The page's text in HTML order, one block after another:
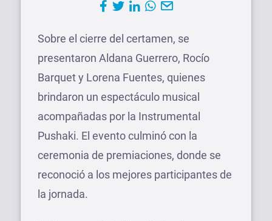
Sobre el cierre del certamen, se
presentaron Aldana Guerrero, Rocío
Barquet y Lorena Fuentes, quienes
brindaron un espectáculo musical
acompañadas por la Instrumental
Pushaki. El evento culminó con la
ceremonia de premiaciones, donde se
reconoció a los mejores participantes de
la jornada.